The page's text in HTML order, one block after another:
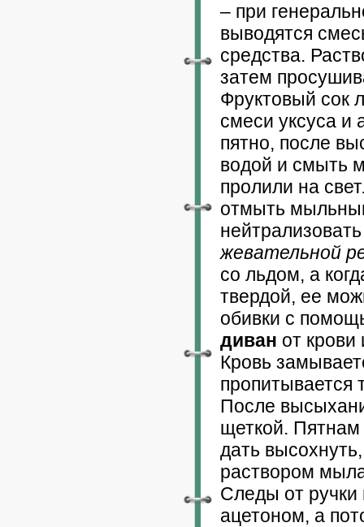
– при
выводятся
средства.
затем
Фруктовый сок
смеси уксуса и
пятно, после
водой и смыть
пролили на
отмыть
жевательной
со льдом, а
твердой, ее
обивки с
диван от
Кровь
пропитывается
После
щеткой.
дать
раствором
Следы от
ацетоном, а